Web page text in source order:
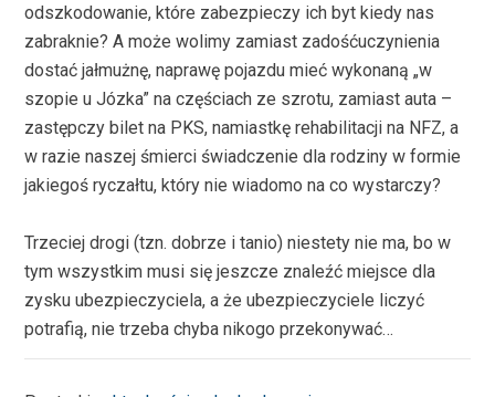
odszkodowanie, które zabezpieczy ich byt kiedy nas
zabraknie? A może wolimy zamiast zadośćuczynienia
dostać jałmużnę, naprawę pojazdu mieć wykonaną „w
szopie u Józka” na częściach ze szrotu, zamiast auta –
zastępczy bilet na PKS, namiastkę rehabilitacji na NFZ, a
w razie naszej śmierci świadczenie dla rodziny w formie
jakiegoś ryczałtu, który nie wiadomo na co wystarczy?
Trzeciej drogi (tzn. dobrze i tanio) niestety nie ma, bo w
tym wszystkim musi się jeszcze znaleźć miejsce dla
zysku ubezpieczyciela, a że ubezpieczyciele liczyć
potrafią, nie trzeba chyba nikogo przekonywać…